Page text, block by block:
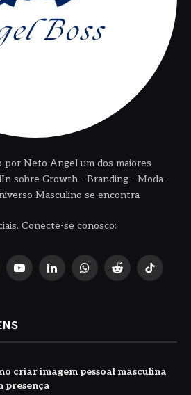
por Neto Angel um dos maiores
sobre Growth - Branding - Moda -
Masculino se encontra
Conecte-se conosco:
YouTubeLinkedInWhatsApp
Reddit TikTok
criar imagem pessoal masculina
presença